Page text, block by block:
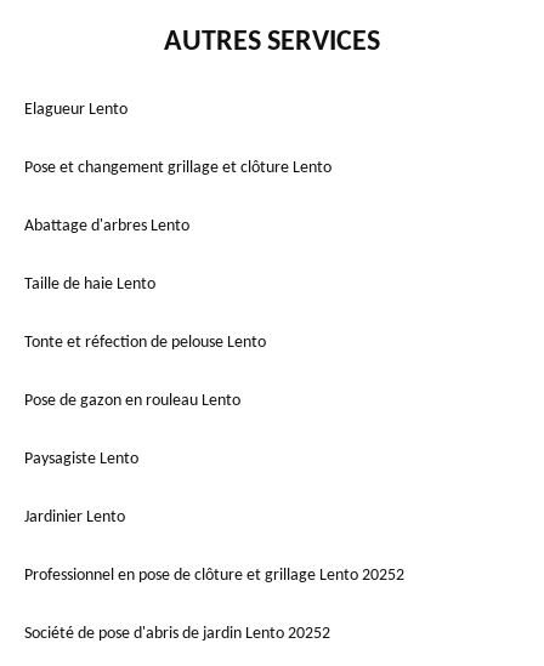
AUTRES SERVICES
Elagueur Lento
Pose et changement grillage et clôture Lento
Abattage d'arbres Lento
Taille de haie Lento
Tonte et réfection de pelouse Lento
Pose de gazon en rouleau Lento
Paysagiste Lento
Jardinier Lento
Professionnel en pose de clôture et grillage Lento 20252
Société de pose d'abris de jardin Lento 20252